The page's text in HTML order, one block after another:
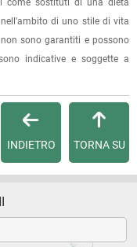
con sé.
viae-mail .
di vendita .
di uno stile di vita
sono garantiti e possono
indicative e soggette a
TORNA SU
INDIETRO